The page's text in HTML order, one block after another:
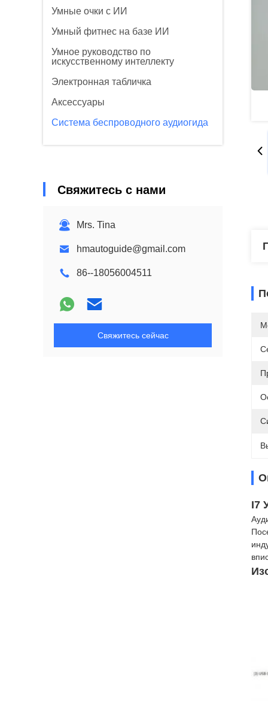
Умные очки с ИИ
Умный фитнес на базе ИИ
Умное руководство по
искусственному интеллекту
Электронная табличка
Аксессуары
Система беспроводного аудиогида
Свяжитесь с нами
Mrs. Tina
hmautoguide@gmail.com
86--18056004511
Свяжитесь сейчас
I7